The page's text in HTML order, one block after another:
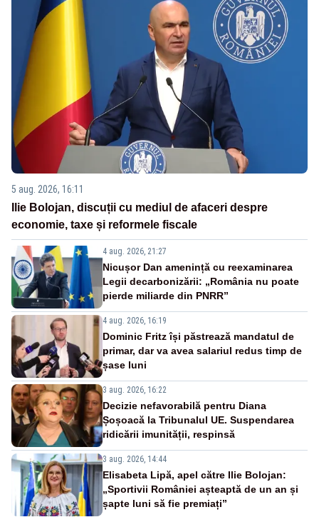
5 aug. 2026, 16:11
Ilie Bolojan, discuții cu mediul de afaceri despre
economie, taxe și reformele fiscale
4 aug. 2026, 21:27
Nicușor Dan amenință cu reexaminarea
Legii decarbonizării: „România nu poate
pierde miliarde din PNRR”
4 aug. 2026, 16:19
Dominic Fritz își păstrează mandatul de
primar, dar va avea salariul redus timp de
șase luni
3 aug. 2026, 16:22
Decizie nefavorabilă pentru Diana
Șoșoacă la Tribunalul UE. Suspendarea
ridicării imunității, respinsă
3 aug. 2026, 14:44
Elisabeta Lipă, apel către Ilie Bolojan:
„Sportivii României așteaptă de un an și
șapte luni să fie premiați”